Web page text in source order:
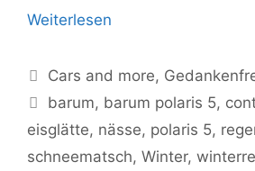
Weiterlesen
Kategorien
Cars and more,
Schlagwörter
barum, barum polaris 5,
eisglätte, nässe, polaris 5,
schneematsch, Winter,